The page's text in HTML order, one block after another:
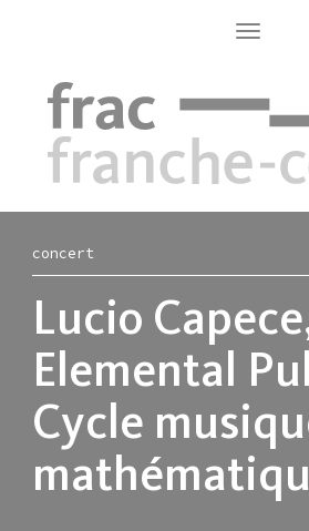
Toggle
concert
Lucio
Elemental
Cycle